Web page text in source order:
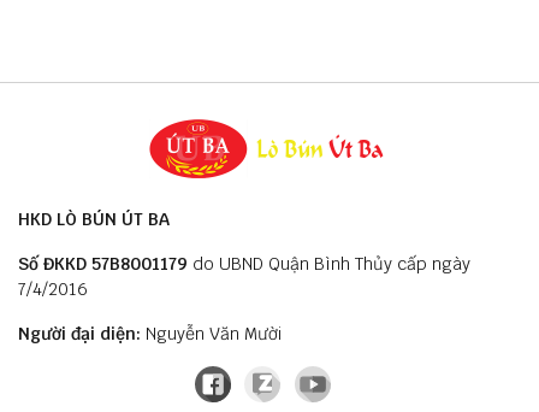
HKD LÒ BÚN ÚT BA
Số ĐKKD 57B8001179 do UBND Quận Bình Thủy cấp ngày
7/4/2016
Người đại diện: Nguyễn Văn Mười